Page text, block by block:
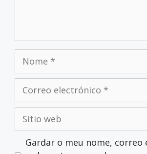
Gardar o meu nome, correo